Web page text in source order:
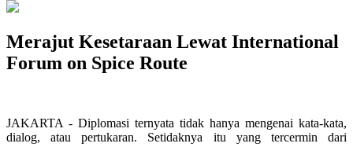
Merajut Kesetaraan Lewat International
Forum on Spice Route
JAKARTA - Diplomasi ternyata tidak hanya mengenai kata-kata,
dialog, atau pertukaran. Setidaknya itu yang tercermin dari